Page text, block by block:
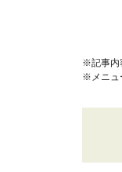
※記事内
※メニュ